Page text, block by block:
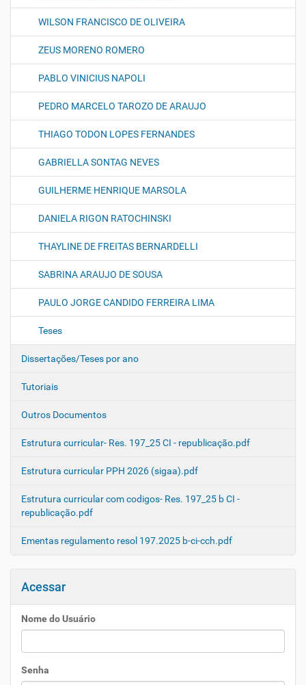
WILSON FRANCISCO DE OLIVEIRA
ZEUS MORENO ROMERO
PABLO VINICIUS NAPOLI
PEDRO MARCELO TAROZO DE ARAUJO
THIAGO TODON LOPES FERNANDES
GABRIELLA SONTAG NEVES
GUILHERME HENRIQUE MARSOLA
DANIELA RIGON RATOCHINSKI
THAYLINE DE FREITAS BERNARDELLI
SABRINA ARAUJO DE SOUSA
PAULO JORGE CANDIDO FERREIRA LIMA
Teses
Dissertações/Teses por ano
Tutoriais
Outros Documentos
Estrutura curricular- Res. 197_25 CI - republicação.pdf
Estrutura curricular PPH 2026 (sigaa).pdf
Estrutura curricular com codigos- Res. 197_25 b CI -
republicação.pdf
Ementas regulamento resol 197.2025 b-ci-cch.pdf
Acessar
Nome do Usuário
Senha